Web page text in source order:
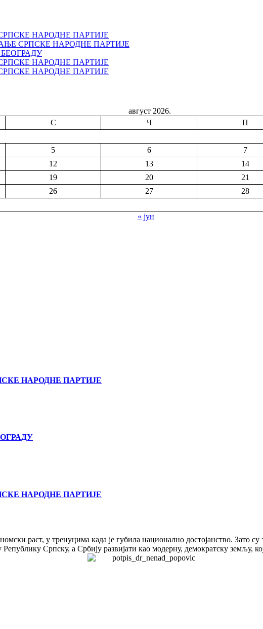
НАРОДНЕ ПАРТИЈЕ
СРПСКЕ НАРОДНЕ ПАРТИЈЕ
НАРОДНЕ ПАРТИЈЕ
НАРОДНЕ ПАРТИЈЕ
август 2026.
С Ч П
5 6 7
12 13 14
19 20 21
26 27 28
« јун
НАРОДНЕ ПАРТИЈЕ
НАРОДНЕ ПАРТИЈЕ
раст, у тренуцима када је губила национално достојанство. Зато
Српску, а Србију развијати као модерну, демократску земљу,